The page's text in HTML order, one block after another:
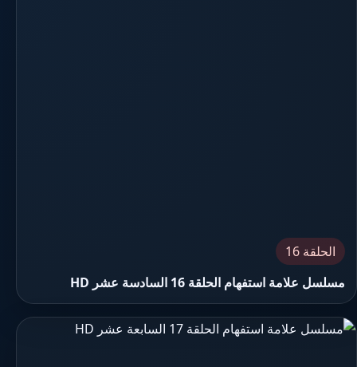
الحلقة 16
مسلسل علامة استفهام الحلقة 16 السادسة عشر HD